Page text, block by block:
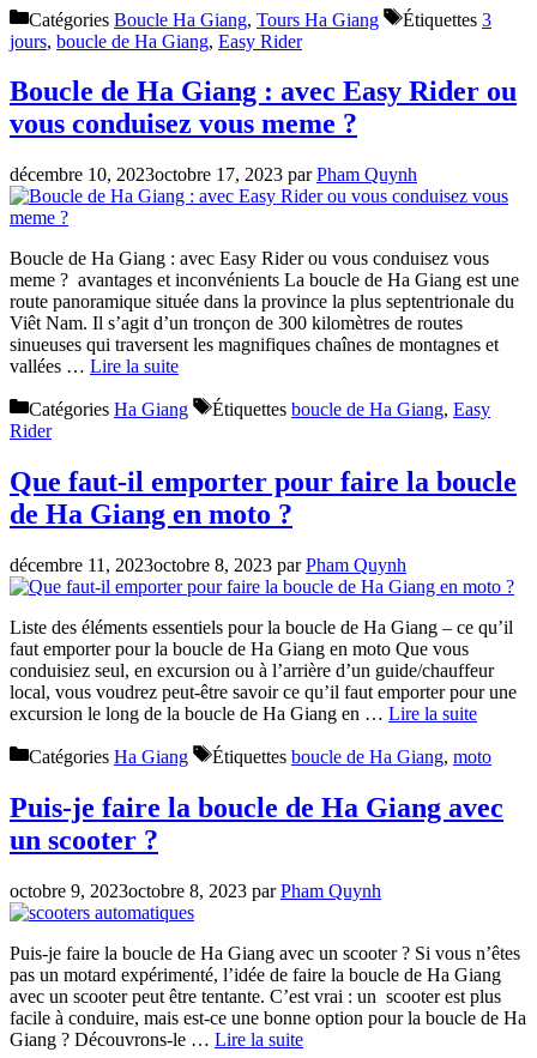
Catégories Boucle Ha Giang, Tours Ha Giang Étiquettes 3
jours, boucle de Ha Giang, Easy Rider
Boucle de Ha Giang : avec Easy Rider ou
vous conduisez vous meme ?
décembre 10, 2023octobre 17, 2023 parPham Quynh
Boucle de Ha Giang : avec Easy Rider ou vous conduisez vous
meme ? avantages et inconvénients La boucle de Ha Giang est une
route panoramique située dans la province la plus septentrionale du
Viêt Nam. Il s’agit d’un tronçon de 300 kilomètres de routes
sinueuses qui traversent les magnifiques chaînes de montagnes et
vallées … Lire la suite
Catégories Ha Giang Étiquettes boucle de Ha Giang, Easy
Rider
Que faut-il emporter pour faire la boucle
de Ha Giang en moto ?
décembre 11, 2023octobre 8, 2023 parPham Quynh
Liste des éléments essentiels pour la boucle de Ha Giang – ce qu’il
faut emporter pour la boucle de Ha Giang en moto Que vous
conduisiez seul, en excursion ou à l’arrière d’un guide/chauffeur
local, vous voudrez peut-être savoir ce qu’il faut emporter pour une
excursion le long de la boucle de Ha Giang en … Lire la suite
Catégories Ha Giang Étiquettes boucle de Ha Giang, moto
Puis-je faire la boucle de Ha Giang avec
un scooter ?
octobre 9, 2023octobre 8, 2023 parPham Quynh
Puis-je faire la boucle de Ha Giang avec un scooter ? Si vous n’êtes
pas un motard expérimenté, l’idée de faire la boucle de Ha Giang
avec un scooter peut être tentante. C’est vrai : un scooter est plus
facile à conduire, mais est-ce une bonne option pour la boucle de Ha
Giang ? Découvrons-le … Lire la suite